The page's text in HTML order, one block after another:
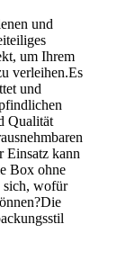
und
um Ihrem
verleihen.Es
und
Qualität
Einsatz kann
Box ohne
sich, wofür